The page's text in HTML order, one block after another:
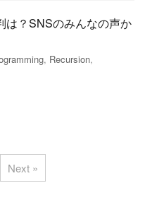
は？SNSのみんなの声か
, Recursion,
Next »